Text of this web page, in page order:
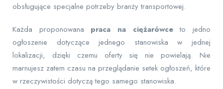
obsługujące specjalne potrzeby branży transportowej.
Każda proponowana praca na ciężarówceto jedno
ogłoszenie dotyczące jednego stanowiska w jednej
lokalizacji, dzięki czemu oferty się nie powielają. Nie
marnujesz zatem czasu na przeglądanie setek ogłoszeń, które
w rzeczywistości dotyczą tego samego stanowiska.